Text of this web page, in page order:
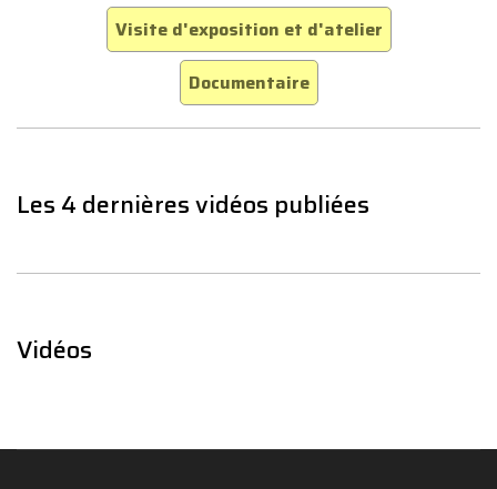
Visite d'exposition et d'atelier
Documentaire
Les 4 dernières vidéos publiées
Vidéos